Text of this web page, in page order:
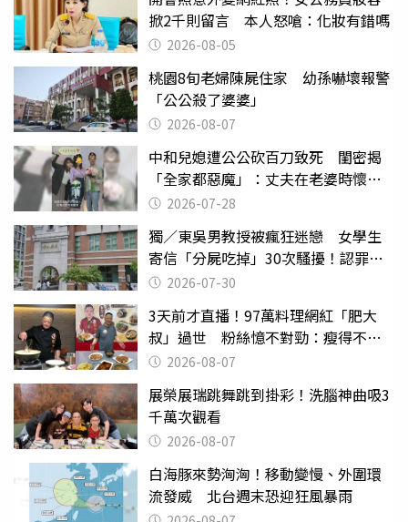
掀2千則留言 本人怒嗆：化妝有錯嗎
2026-08-05
桃園8旬老婦陳屍住家 幼孫嚇壞報警
「公公殺了婆婆」
2026-08-07
中和兒媳遭公公砍百刀致死 閨密揭
「全家都惡魔」：丈夫在老婆時懷孕
摔東西
2026-07-28
獨／東吳男教授被瘋狂迷戀 女學生
寄信「分屍吃掉」30次騷擾！認罪免
關 2026-07-30
3天前才直播！97萬料理網紅「肥大
叔」過世 粉絲憶不對勁：瘦得不合
理 2026-08-07
展榮展瑞跳舞跳到掛彩！洗腦神曲吸3
千萬次觀看
2026-08-07
白海豚來勢洶洶！移動變慢、外圍環
流發威 北台週末恐迎狂風暴雨